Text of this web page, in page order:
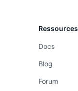
Ressources
Docs
Blog
Forum